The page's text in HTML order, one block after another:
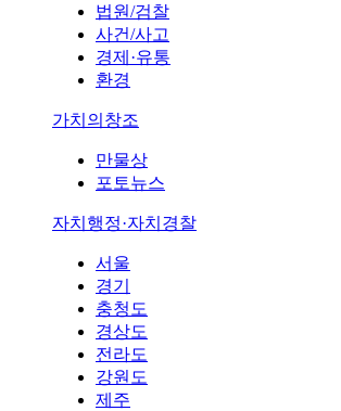
법원/검찰
사건/사고
경제·유통
환경
가치의창조
만물상
포토뉴스
자치행정·자치경찰
서울
경기
충청도
경상도
전라도
강원도
제주